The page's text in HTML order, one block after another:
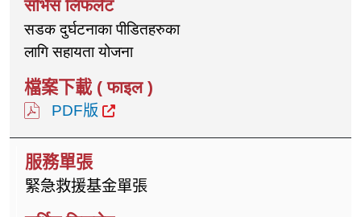
सडक दुर्घटनाका पीडितहरुका
लागि सहायता योजना
PDF版
緊急救援基金單張